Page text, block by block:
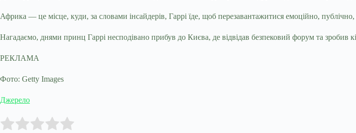
Африка — це місце, куди, за словами інсайдерів, Гаррі їде, щоб перезавантажитися емоційно, публічно,
Нагадаємо, днями принц Гаррі несподівано прибув до Києва, де відвідав безпековий форум та зробив
РЕКЛАМА
Фото: Getty Images
Джерело
Rate this item: